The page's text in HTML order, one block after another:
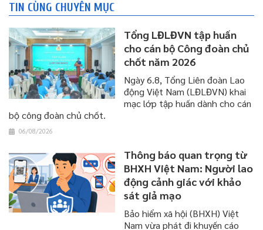
TIN CÙNG CHUYÊN MỤC
Tổng LĐLĐVN tập huấn
cho cán bộ Công đoàn chủ
chốt năm 2026
Ngày 6.8, Tổng Liên đoàn Lao
động Việt Nam (LĐLĐVN) khai
mạc lớp tập huấn dành cho cán
bộ công đoàn chủ chốt.
06/08/2026
Thông báo quan trọng từ
BHXH Việt Nam: Người lao
động cảnh giác với khảo
sát giả mạo
Bảo hiểm xã hội (BHXH) Việt
Nam vừa phát đi khuyến cáo